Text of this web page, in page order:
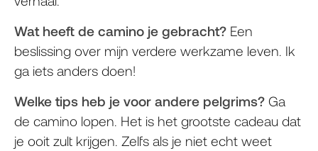
Wat heeft de camino je gebracht? Een
beslissing over mijn verdere werkzame leven. Ik
ga iets anders doen!
Welke tips heb je voor andere pelgrims? Ga
de camino lopen. Het is het grootste cadeau dat
je ooit zult krijgen. Zelfs als je niet echt weet